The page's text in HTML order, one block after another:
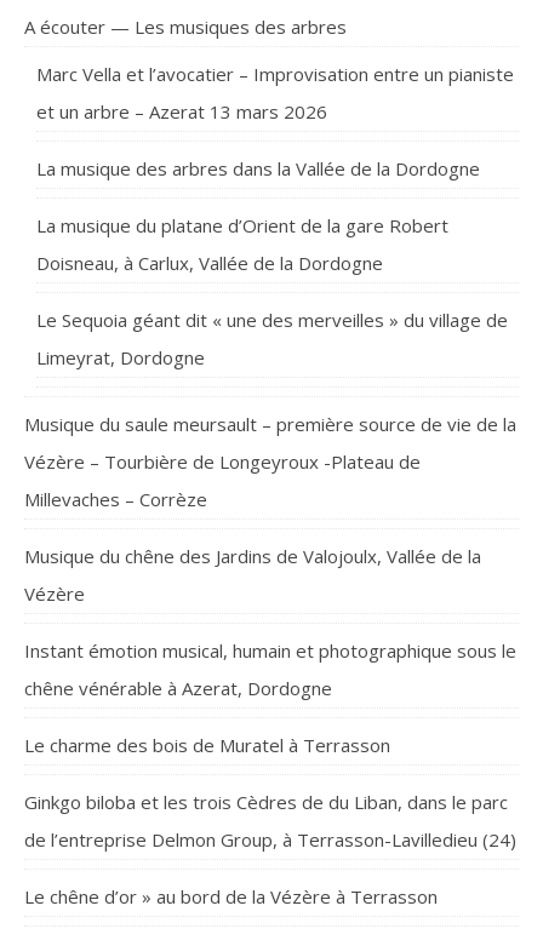
A écouter — Les musiques des arbres
Marc Vella et l’avocatier – Improvisation entre un pianiste
et un arbre – Azerat 13 mars 2026
La musique des arbres dans la Vallée de la Dordogne
La musique du platane d’Orient de la gare Robert
Doisneau, à Carlux, Vallée de la Dordogne
Le Sequoia géant dit « une des merveilles » du village de
Limeyrat, Dordogne
Musique du saule meursault – première source de vie de la
Vézère – Tourbière de Longeyroux -Plateau de
Millevaches – Corrèze
Musique du chêne des Jardins de Valojoulx, Vallée de la
Vézère
Instant émotion musical, humain et photographique sous le
chêne vénérable à Azerat, Dordogne
Le charme des bois de Muratel à Terrasson
Ginkgo biloba et les trois Cèdres de du Liban, dans le parc
de l’entreprise Delmon Group, à Terrasson-Lavilledieu (24)
Le chêne d’or » au bord de la Vézère à Terrasson